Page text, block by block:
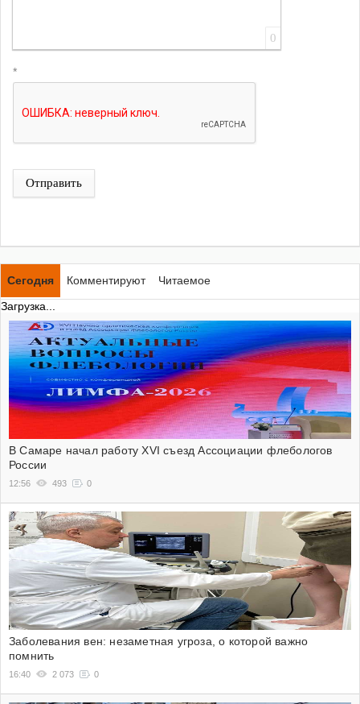
0
*
Отправить
Сегодня Комментируют
Читаемое
Загрузка...
В Самаре начал работу XVI съезд Ассоциации флебологов
России
12:56 493 0
Заболевания вен: незаметная угроза, о которой важно
помнить
16:40 2 073 0